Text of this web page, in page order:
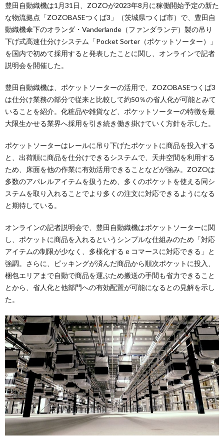
豊田自動織機は1月31日、ZOZOが2023年8月に稼働開始予定の新た
な物流拠点「ZOZOBASEつくば3」（茨城県つくば市）で、豊田自
動織機傘下のオランダ・Vanderlande（ファンダランデ）製の吊り
下げ式高速仕分けシステム「Pocket Sorter（ポケットソーター）」
を国内で初めて採用すると発表したことに関し、オンラインで記者
説明会を開催した。
豊田自動織機は、ポケットソーターの活用で、ZOZOBASEつくば3
は仕分け業務の部分で従来と比較して約50％の省人化が可能とみて
いることを紹介。化粧品や雑貨など、ポケットソーターの特徴を最
大限生かせる業界へ採用を引き続き働き掛けていく方針を示した。
ポケットソーターはレールに吊り下げたポケットに商品を投入する
と、出荷順に商品を仕分けできるシステムで、天井空間を利用する
ため、床面を他の作業に有効活用できることなどが強み。ZOZOは
多数のアパレルアイテムを扱うため、多くのポケットを使える同シ
ステムを取り入れることでより多くの注文に対応できるようになる
と期待している。
オンラインの記者説明会で、豊田自動織機はポケットソーターに関
し、ポケットに商品を入れるというシンプルな仕組みのため「対応
アイテムの制限が少なく、多様化するｅコマースに対応できる」と
強調。さらに、ピッキングが済んだ商品から順次ポケットに投入、
梱包エリアまで自動で商品を運ぶため搬送の手間も省力できること
とから、省人化と他部門への有効配置が可能になるとの見解を示し
た。